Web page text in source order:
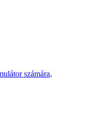
számára,